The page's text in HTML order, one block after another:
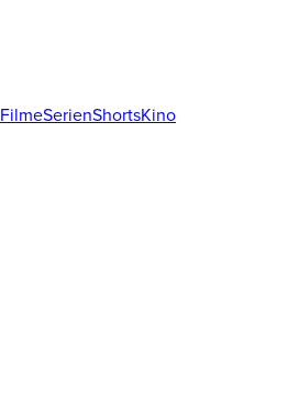
FilmeSerienShortsKino